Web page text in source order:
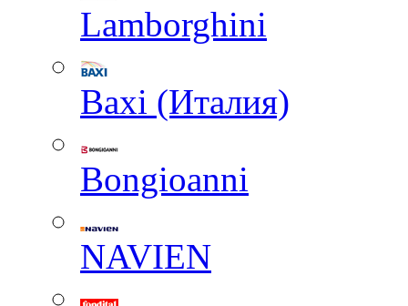
Lamborghini
Baxi (Италия)
Вongioanni
NAVIEN